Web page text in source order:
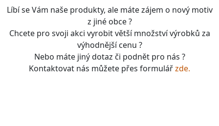
Líbí se Vám naše produkty, ale máte zájem o nový motiv
z jiné obce ?
Chcete pro svoji akci vyrobit větší množství výrobků za
výhodnější cenu ?
Nebo máte jiný dotaz či podnět pro nás ?
Kontaktovat nás můžete přes formulářzde.